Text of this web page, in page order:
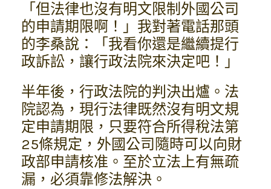
「但法律也沒有明文限制外國公司
的申請期限啊！」我對著電話那頭
的李桑說：「我看你還是繼續提行
政訴訟，讓行政法院來決定吧！」
半年後，行政法院的判決出爐。法
院認為，現行法律既然沒有明文規
定申請期限，只要符合所得稅法第
25條規定，外國公司隨時可以向財
政部申請核准。至於立法上有無疏
漏，必須靠修法解決。